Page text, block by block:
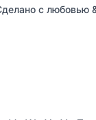
с любовью